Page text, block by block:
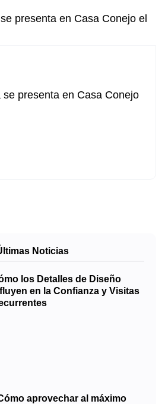
se presenta en Casa Conejo
Noticias
los Detalles de Diseño
en la Confianza y Visitas
aprovechar al máximo